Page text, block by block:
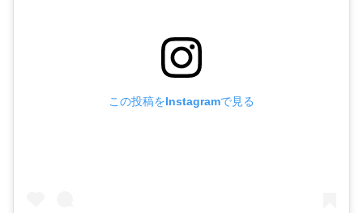
この投稿をInstagramで見る